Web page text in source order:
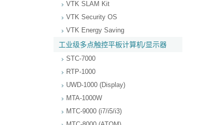
VTK SLAM Kit
VTK Security OS
VTK Energy Saving
工业级多点触控平板计算机/显示器
STC-7000
RTP-1000
UWD-1000 (Display)
MTA-1000W
MTC-9000 (i7/i5/i3)